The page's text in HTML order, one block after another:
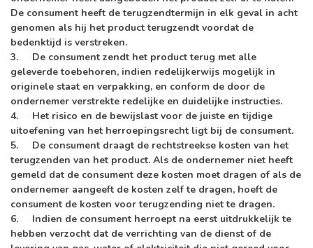
De consument heeft de terugzendtermijn in elk geval in acht
genomen als hij het product terugzendt voordat de
bedenktijd is verstreken.
3. De consument zendt het product terug met alle
geleverde toebehoren, indien redelijkerwijs mogelijk in
originele staat en verpakking, en conform de door de
ondernemer verstrekte redelijke en duidelijke instructies.
4. Het risico en de bewijslast voor de juiste en tijdige
uitoefening van het herroepingsrecht ligt bij de consument.
5. De consument draagt de rechtstreekse kosten van het
terugzenden van het product. Als de ondernemer niet heeft
gemeld dat de consument deze kosten moet dragen of als de
ondernemer aangeeft de kosten zelf te dragen, hoeft de
consument de kosten voor terugzending niet te dragen.
6. Indien de consument herroept na eerst uitdrukkelijk te
hebben verzocht dat de verrichting van de dienst of de